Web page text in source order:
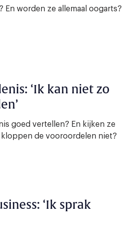
worden ze allemaal oogarts?
‘Ik kan niet zo
goed vertellen? En kijken ze
de vooroordelen niet?
‘Ik sprak